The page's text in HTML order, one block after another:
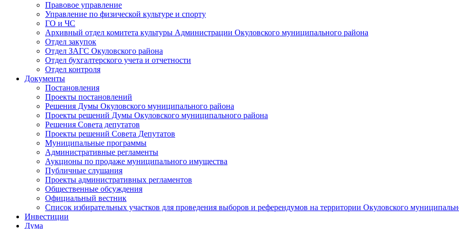
Правовое управление
Управление по физической культуре и спорту
ГО и ЧС
Архивный отдел комитета культуры Администрации Окуловского муниципального района
Отдел закупок
Отдел ЗАГС Окуловского района
Отдел бухгалтерского учета и отчетности
Отдел контроля
Документы
Постановления
Проекты постановлений
Решения Думы Окуловского муниципального района
Проекты решений Думы Окуловского муниципального района
Решения Совета депутатов
Проекты решений Совета Депутатов
Муниципальные программы
Административные регламенты
Аукционы по продаже муниципального имущества
Публичные слушания
Проекты административных регламентов
Общественные обсуждения
Официальный вестник
Список избирательных участков для проведения выборов и референдумов на территории Окуловского
Инвестиции
Дума